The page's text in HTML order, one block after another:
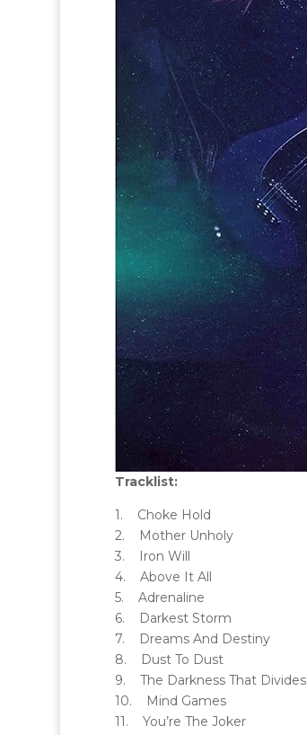
Tracklist:
1. Choke Hold
2. Mother Unholy
3. Iron Will
4. Above It All
5. Adrenaline
6. Darkest Storm
7. Dreams And Destiny
8. Dust To Dust
9. The Darkness That Divides
10. Mind Games
11. You’re The Joker